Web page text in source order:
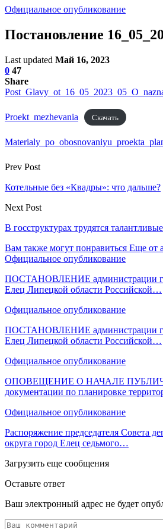
Официальное опубликование
Постановление
Last updated Май 16, 2023
0 47
Share
Proekt_mezhevania Скачать
Prev Post
Котельные без «Квадры»: что дальше?
Next Post
В госструктурах трудятся
Вам также могут понравиться Еще от
Официальное опубликование
ПОСТАНОВЛЕНИЕ администрации
Елец Липецкой области Российской…
Официальное опубликование
ПОСТАНОВЛЕНИЕ администрации
Елец Липецкой области Российской…
Официальное опубликование
ОПОВЕЩЕНИЕ О НАЧАЛЕ
документации по планировке
Официальное опубликование
Распоряжение председателя Совета
округа город Елец седьмого…
Загрузить еще сообщения
Оставьте ответ
Ваш электронный адрес не будет